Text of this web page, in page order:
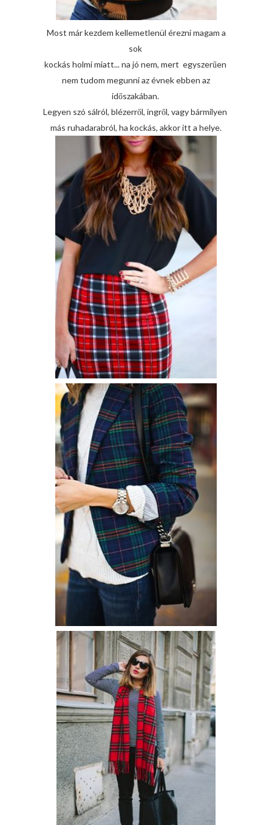
Most már kezdem kellemetlenül érezni magam a
sok
kockás holmi miatt... na jó nem, mert egyszerűen
nem tudom megunni az évnek ebben az
időszakában.
Legyen szó sálról, blézerről, ingről, vagy bármilyen
más ruhadarabról, ha kockás, akkor itt a helye.